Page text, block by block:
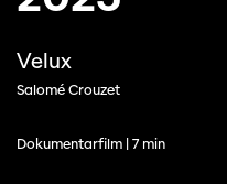
Velux
Salomé Crouzet
Dokumentarfilm | 7 min